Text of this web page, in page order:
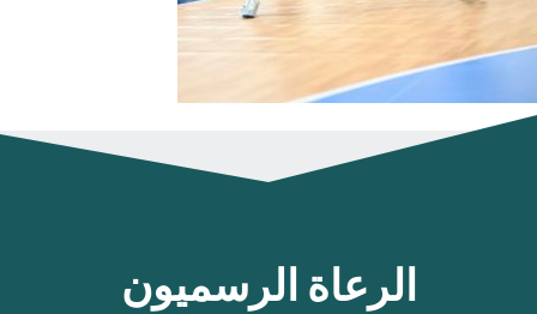
الرعاة الرسميون